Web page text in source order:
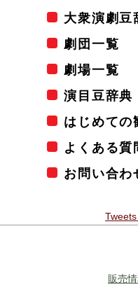
大衆演劇豆
劇団一覧
劇場一覧
演目豆辞典
はじめての
よくある質
お問い合わ
販売